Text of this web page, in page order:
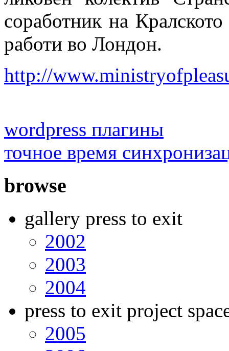
соработник на
работи во Лондон.
http://
wordpress плагины
точное время
browse
gallery press to exit
2002
2003
2004
press to exit project
2005